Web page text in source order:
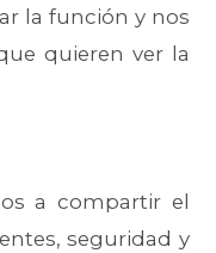
la función y nos
quieren ver la
a compartir el
seguridad y